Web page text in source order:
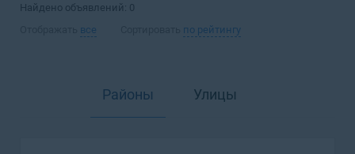
Как добавить объявление
Найдено объявлений: 0
все по рейтингу
Районы Улицы